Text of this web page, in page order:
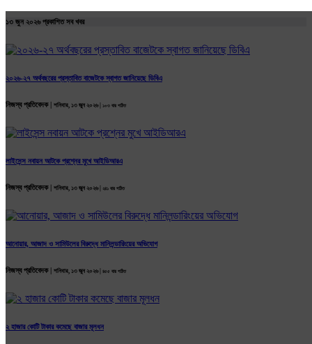
১৩ জুন ২০২৬ প্রকাশিত সব খবর
২০২৬-২৭ অর্থবছরের প্রস্তাবিত বাজেটকে স্বাগত জানিয়েছে ডিবিএ
নিজস্ব প্রতিবেদক | শনিবার, ১৩ জুন ২০২৬ | ১০৩ বার পঠিত
লাইসেন্স নবায়ন আটকে প্রশ্নের মুখে আইডিআরএ
নিজস্ব প্রতিবেদক | শনিবার, ১৩ জুন ২০২৬ | ২৪১ বার পঠিত
আনোয়ার, আজাদ ও সামিউলের বিরুদ্ধে মানিলন্ডারিংয়ের অভিযোগ
নিজস্ব প্রতিবেদক | শনিবার, ১৩ জুন ২০২৬ | ৪৫৫ বার পঠিত
২ হাজার কোটি টাকার কমেছে বাজার মূলধন